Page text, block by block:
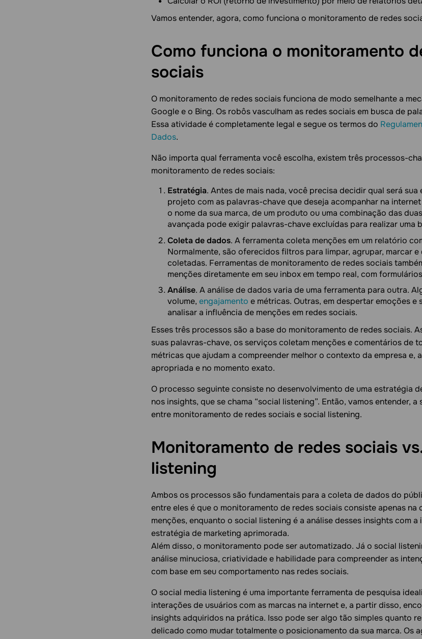
Vamos entender, agora, como funciona o monitoramento de redes
Como funciona o monitoramento
sociais
O monitoramento de redes sociais funciona de modo semelhante a
Google e o Bing. Os robôs vasculham as redes sociais em busca de
Essa atividade é completamente legal e segue os termos do
Dados.
Não importa qual ferramenta você escolha, existem três processos-
monitoramento de redes sociais:
Estratégia. Antes de mais nada, você precisa decidir qual será
projeto com as palavras-chave que deseja acompanhar na
o nome da sua marca, de um produto ou uma combinação das
avançada pode exigir palavras-chave excluídas para realizar uma
Coleta de dados. A ferramenta coleta menções em um relatório
Normalmente, são oferecidos filtros para limpar, agrupar, marcar e
coletadas. Ferramentas de monitoramento de redes sociais
menções diretamente em seu inbox em tempo real, com
Análise. A análise de dados varia de uma ferramenta para outra.
volume, engajamento e métricas. Outras, em despertar emoções e
analisar a influência de menções em redes sociais.
Esses três processos são a base do monitoramento de redes sociais.
suas palavras-chave, os serviços coletam menções e comentários de
métricas que ajudam a compreender melhor o contexto da empresa e,
apropriada e no momento exato.
O processo seguinte consiste no desenvolvimento de uma estratégia
nos insights, que se chama “social listening”. Então, vamos entender, a
entre monitoramento de redes sociais e social listening.
Monitoramento de redes sociais
listening
Ambos os processos são fundamentais para a coleta de dados do
entre eles é que o monitoramento de redes sociais consiste apenas na
menções, enquanto o social listening é a análise desses insights com
estratégia de marketing aprimorada.
Além disso, o monitoramento pode ser automatizado. Já o social
análise minuciosa, criatividade e habilidade para compreender as
com base em seu comportamento nas redes sociais.
O social media listening é uma importante ferramenta de pesquisa
interações de usuários com as marcas na internet e, a partir disso,
insights adquiridos na prática. Isso pode ser algo tão simples quanto
delicado como mudar totalmente o posicionamento da sua marca. Os